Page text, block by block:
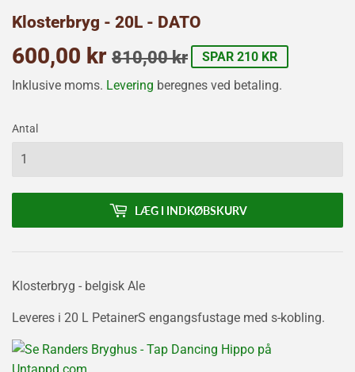
Klosterbryg - 20L - DATO
600,00 kr 810,00 kr Normalpris
810,00
kr
Udsalgspris
600,00
kr
SPAR 210 KR
Inklusive moms. Levering beregnes ved betaling.
Antal
LÆG I INDKØBSKURV
Klosterbryg - belgisk Ale
Leveres i 20 L PetainerS engangsfustage med s-kobling.